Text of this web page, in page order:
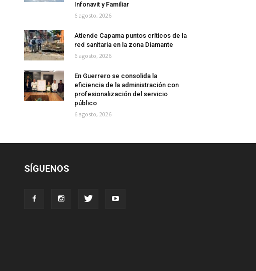
Infonavit y Familiar
6 agosto, 2026
Atiende Capama puntos críticos de la
red sanitaria en la zona Diamante
6 agosto, 2026
En Guerrero se consolida la
eficiencia de la administración con
profesionalización del servicio
público
6 agosto, 2026
SÍGUENOS